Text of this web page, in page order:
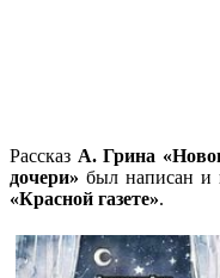
Рассказ А. Грина
дочери» был написан и
«Красной газете».